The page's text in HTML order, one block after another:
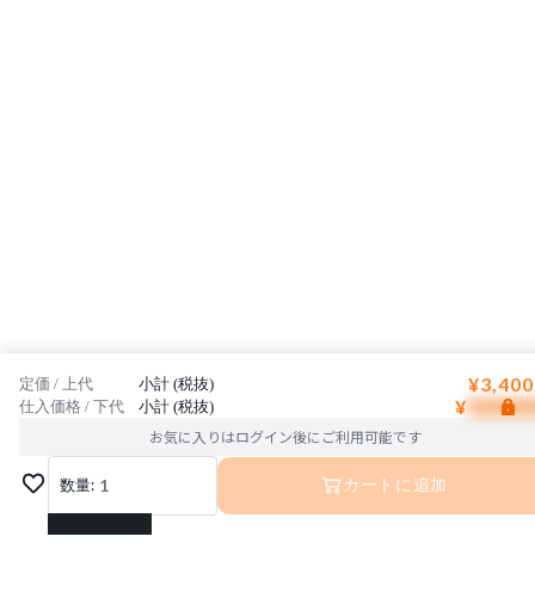
定価 / 上代 小計 (税抜)
仕入価格 / 下代 小計 (税抜) ¥
お気に入りはログイン後にご利用可能です
数量: 1
1
カートに追加